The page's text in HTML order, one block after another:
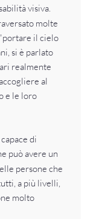
visiva.
molte
il cielo
si è parlato
realmente
al
e le loro
di
può avere un
persone che
a più livelli,
molto